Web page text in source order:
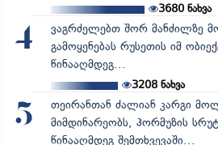
3680ნახვა
4
ვაგრძელებთ შორ მანძილზე
გამოყენებას რუსეთის იმ
წინააღმდეგ...
3208ნახვა
5
თეირანთან ძალიან კარგი
მიმდინარეობს, ჰორმუზის
წინააღმდეგ შემთხვევაში...